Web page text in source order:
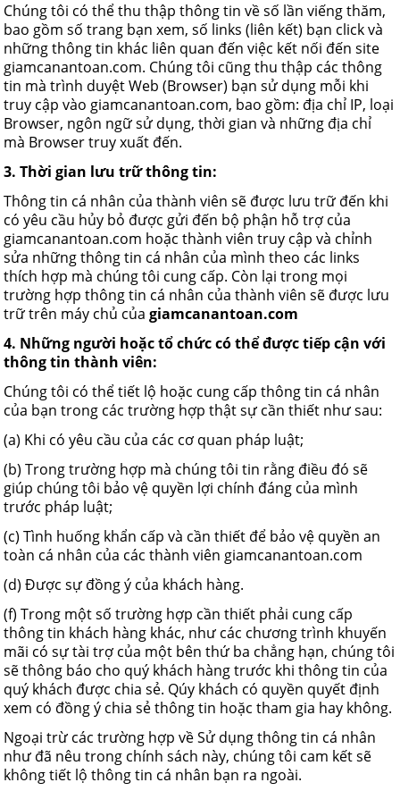
Chúng tôi có thể thu thập thông tin về số lần viếng thăm,
bao gồm số trang bạn xem, số links (liên kết) bạn click và
những thông tin khác liên quan đến việc kết nối đến site
giamcanantoan.com. Chúng tôi cũng thu thập các thông
tin mà trình duyệt Web (Browser) bạn sử dụng mỗi khi
truy cập vào giamcanantoan.com, bao gồm: địa chỉ IP, loại
Browser, ngôn ngữ sử dụng, thời gian và những địa chỉ
mà Browser truy xuất đến.
3. Thời gian lưu trữ thông tin:
Thông tin cá nhân của thành viên sẽ được lưu trữ đến khi
có yêu cầu hủy bỏ được gửi đến bộ phận hỗ trợ của
giamcanantoan.com hoặc thành viên truy cập và chỉnh
sửa những thông tin cá nhân của mình theo các links
thích hợp mà chúng tôi cung cấp. Còn lại trong mọi
trường hợp thông tin cá nhân của thành viên sẽ được lưu
trữ trên máy chủ củagiamcanantoan.com
4. Những người hoặc tổ chức có thể được tiếp cận với
thông tin thành viên:
Chúng tôi có thể tiết lộ hoặc cung cấp thông tin cá nhân
của bạn trong các trường hợp thật sự cần thiết như sau:
(a) Khi có yêu cầu của các cơ quan pháp luật;
(b) Trong trường hợp mà chúng tôi tin rằng điều đó sẽ
giúp chúng tôi bảo vệ quyền lợi chính đáng của mình
trước pháp luật;
(c) Tình huống khẩn cấp và cần thiết để bảo vệ quyền an
toàn cá nhân của các thành viên giamcanantoan.com
(d) Được sự đồng ý của khách hàng.
(f) Trong một số trường hợp cần thiết phải cung cấp
thông tin khách hàng khác, như các chương trình khuyến
mãi có sự tài trợ của một bên thứ ba chẳng hạn, chúng tôi
sẽ thông báo cho quý khách hàng trước khi thông tin của
quý khách được chia sẻ. Qúy khách có quyền quyết định
xem có đồng ý chia sẻ thông tin hoặc tham gia hay không.
Ngoại trừ các trường hợp về Sử dụng thông tin cá nhân
như đã nêu trong chính sách này, chúng tôi cam kết sẽ
không tiết lộ thông tin cá nhân bạn ra ngoài.